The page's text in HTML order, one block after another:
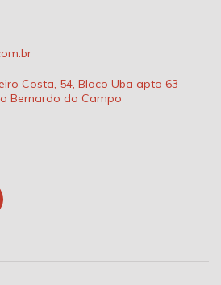
Costa, 54, Bloco Uba apto 63 -
Bernardo do Campo